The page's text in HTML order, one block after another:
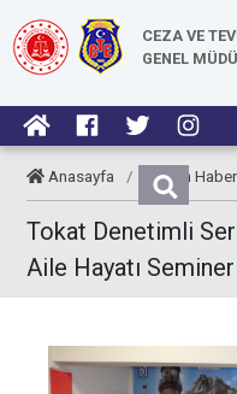
CEZA VE
GENEL
Anasayfa / Kurum
Tokat Denetimli
Aile Hayatı